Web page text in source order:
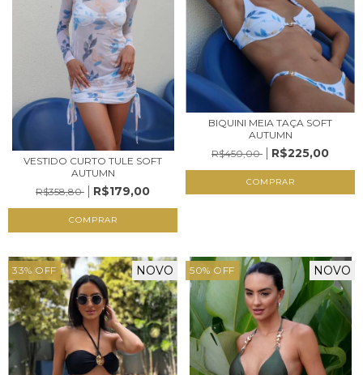
VESTIDO CURTO TULE SOFT
AUTUMN
R$358,80
R$179,00
COMPRAR
BIQUINI MEIA TAÇA SOFT
AUTUMN
R$450,00
R$225,00
COMPRAR
33% OFF NOVO 50% OFF NOVO